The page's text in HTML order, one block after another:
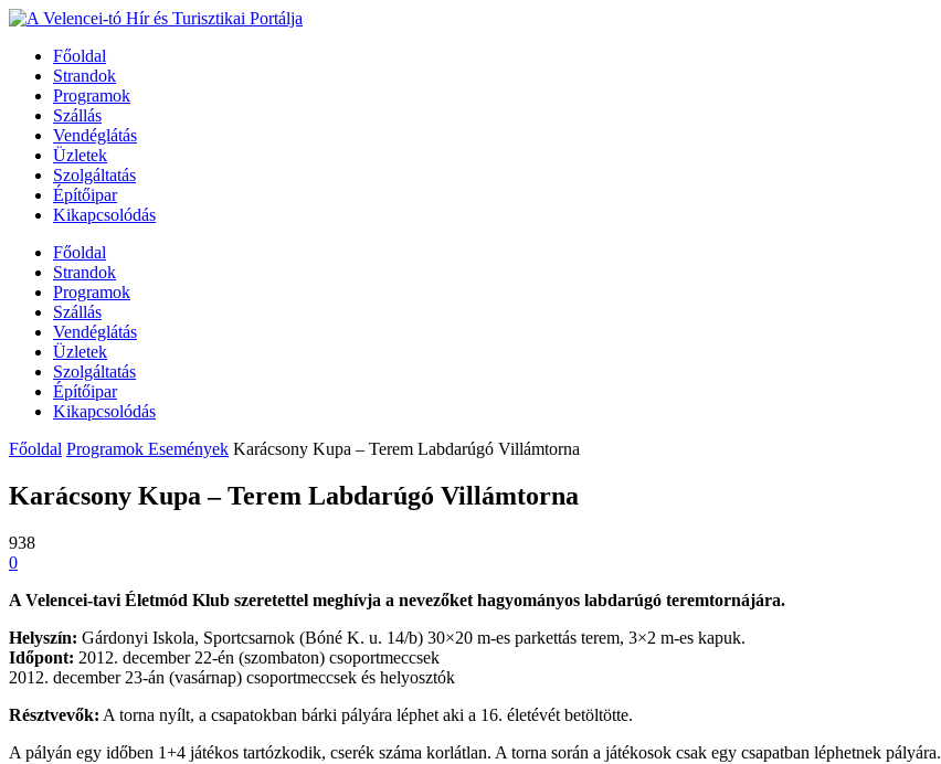
Főoldal
Strandok
Programok
Szállás
Vendéglátás
Üzletek
Szolgáltatás
Építőipar
Kikapcsolódás
Főoldal
Strandok
Programok
Szállás
Vendéglátás
Üzletek
Szolgáltatás
Építőipar
Kikapcsolódás
Főoldal Programok Események Karácsony Kupa – Terem Labdarúgó Villámtorna
Karácsony Kupa – Terem Labdarúgó Villámtorna
938
0
A Velencei-tavi Életmód Klub szeretettel meghívja a nevezőket hagyományos labdarúgó teremtornájára.
Helyszín: Gárdonyi Iskola, Sportcsarnok (Bóné K. u. 14/b) 30×20 m-es parkettás terem, 3×2 m-es kapuk.
Időpont: 2012. december 22-én (szombaton) csoportmeccsek
2012. december 23-án (vasárnap) csoportmeccsek és helyosztók
Résztvevők: A torna nyílt, a csapatokban bárki pályára léphet aki a 16. életévét betöltötte.
A pályán egy időben 1+4 játékos tartózkodik, cserék száma korlátlan. A torna során a játékosok csak egy csapatban léphetnek pályára.